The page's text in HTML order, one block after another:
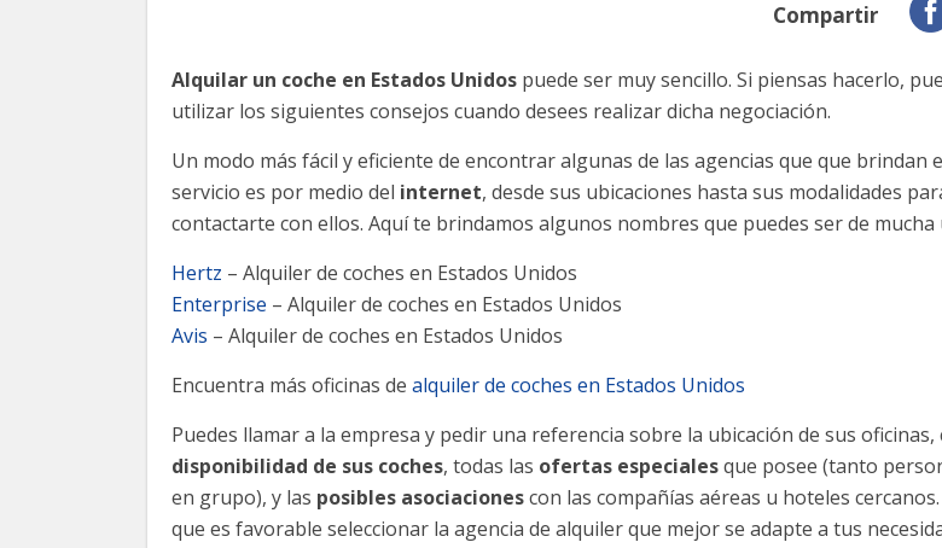
Compartir
Alquilar un coche en Estados Unidos puede ser muy sencillo. Si piensas hacerlo,
utilizar los siguientes consejos cuando desees realizar dicha negociación.
Un modo más fácil y eficiente de encontrar algunas de las agencias que que brindan
servicio es por medio del internet, desde sus ubicaciones hasta sus modalidades
contactarte con ellos. Aquí te brindamos algunos nombres que puedes ser de mucha
Hertz – Alquiler de coches en Estados Unidos
Enterprise – Alquiler de coches en Estados Unidos
Avis – Alquiler de coches en Estados Unidos
Encuentra más oficinas de alquiler de coches en Estados Unidos
Puedes llamar a la empresa y pedir una referencia sobre la ubicación de sus oficinas,
disponibilidad de sus coches, todas las ofertas especialesque posee (tanto
en grupo), y las posibles asociacionescon las compañías aéreas u hoteles
que es favorable seleccionar la agencia de alquiler que mejor se adapte a tus